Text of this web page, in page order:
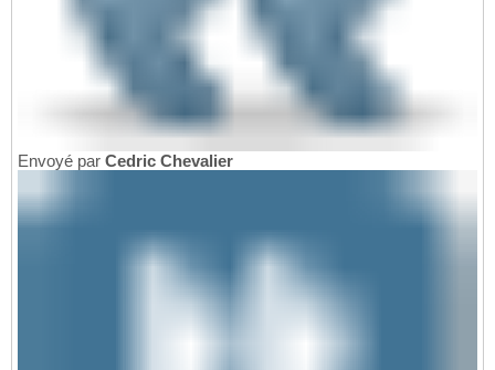
Envoyé par Cedric Chevalier